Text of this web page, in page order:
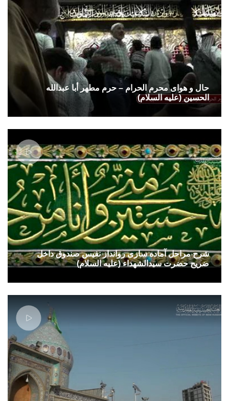
حال و هوای محرم الحرام – حرم مطهر أبا عبدالله
الحسین (علیه السلام)
شرح مراحل آماده سازی روانداز نفیس صندوق داخل
ضریح حضرت سیدالشهداء (علیه السلام)